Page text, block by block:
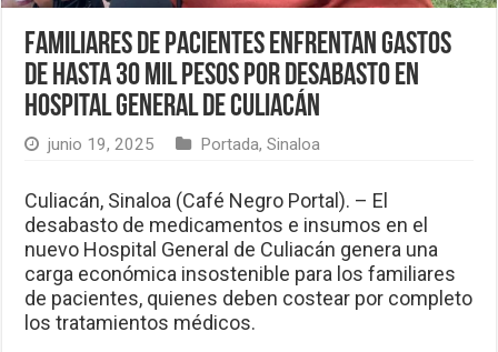
Familiares de pacientes enfrentan gastos
de hasta 30 mil pesos por desabasto en
Hospital General de Culiacán
junio 19, 2025 Portada,Sinaloa
Culiacán, Sinaloa (Café Negro Portal). – El
desabasto de medicamentos e insumos en el
nuevo Hospital General de Culiacán genera una
carga económica insostenible para los familiares
de pacientes, quienes deben costear por completo
los tratamientos médicos.